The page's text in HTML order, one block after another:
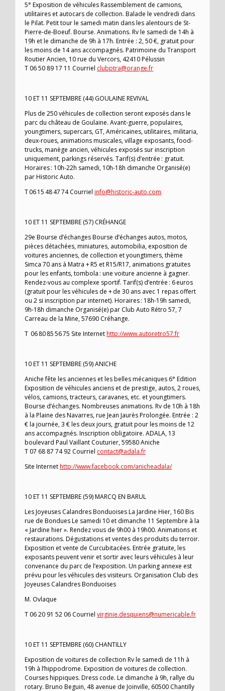
5° Exposition de véhicules Rassemblement de camions,
utilitaires et autocars de collection. Balade le vendredi dans
le Pilat. Petit tour le samedi matin dans les alentours de St-
Pierre-de-Boeuf. Bourse. Animations. Rv le samedi de 14h à
19h et le dimanche de 9h à 17h. Entrée : 2, 50 €, gratuit pour
les moins de 14 ans accompagnés. Patrimoine du Transport
Routier Ancien, 10 rue du Vercors, 42410 Pélussin
T 06 50 89 17 11 Courriel clubptra@orange.fr
10 ET 11 SEPTEMBRE (44) GOULAINE REVIVAL
Plus de 250 véhicules de collection seront exposés dans le
parc du château de Goulaine. Avant-guerre, populaires,
youngtimers, supercars, GT, Américaines, utilitaires, militaria,
deux-roues, animations musicales, village exposants, food-
trucks, manège ancien, véhicules exposés sur inscription
uniquement, parkings réservés. Tarif(s) d’entrée : gratuit.
Horaires : 10h-22h samedi, 10h-18h dimanche Organisé(e)
par Historic Auto.
T 06 15 48 47 74 Courriel info@historic-auto.com
10 ET 11 SEPTEMBRE (57) CRÉHANGE
29e Bourse d’échanges Bourse d’échanges autos, motos,
pièces détachées, miniatures, automobilia, exposition de
voitures anciennes, de collection et youngtimers, thème
Simca 70 ans à Matra + R5 et R15/R17, animations gratuites
pour les enfants, tombola : une voiture ancienne à gagner.
Rendez-vous au complexe sportif. Tarif(s) d’entrée : 6 euros
(gratuit pour les véhicules de + de 30 ans avec 1 repas offert
ou 2 si inscription par internet). Horaires : 18h-19h samedi,
9h-18h dimanche Organisé(e) par Club Auto Rétro 57, 7
Carreau de la Mine, 57690 Créhange.
T 06 80 85 56 75 Site Internethttp://www.autoretro57.fr
10 ET 11 SEPTEMBRE (59) ANICHE
Aniche fête les anciennes et les belles mécaniques 6° Edition
Exposition de véhicules anciens et de prestige, autos, 2 roues,
vélos, camions, tracteurs, caravanes, etc. et youngtimers.
Bourse d’échanges. Nombreuses animations. Rv de 10h à 18h
à la Plaine des Navarres, rue Jean Jaurès Prolongée. Entrée : 2
€ la journée, 3 € les deux jours, gratuit pour les moins de 12
ans accompagnés. Inscription obligatoire. ADALA, 13
boulevard Paul Vaillant Couturier, 59580 Aniche
T 07 68 87 74 92 Courriel contact@adala.fr
Site Internethttp://www.facebook.com/anicheadala/
10 ET 11 SEPTEMBRE (59) MARCQ EN BARUL
Les Joyeuses Calandres Bonduoises La Jardine Hier, 160 Bis
rue de Bondues Le samedi 10 et dimanche 11 Septembre à la
« Jardine hier ». Rendez vous de 9h00 à 19h00. Animations et
restaurations. Dégustations et ventes des produits du terroir.
Exposition et vente de Curcubitacées. Entrée gratuite, les
exposants peuvent venir et sortir avec leurs véhicules à leur
convenance du parc de l’exposition. Un parking annexe est
prévu pour les véhicules des visiteurs. Organisation Club des
Joyeuses Calandres Bonduoises
M. Ovlaque
T 06 20 91 52 06 Courriel virginie.desquiens@numericable.fr
10 ET 11 SEPTEMBRE (60) CHANTILLY
Exposition de voitures de collection Rv le samedi de 11h à
19h à l’hippodrome. Exposition de voitures de collection.
Courses hippiques. Dress code. Le dimanche à 9h, rallye du
rotary. Bruno Beguin, 48 avenue de Joinville, 60500 Chantilly